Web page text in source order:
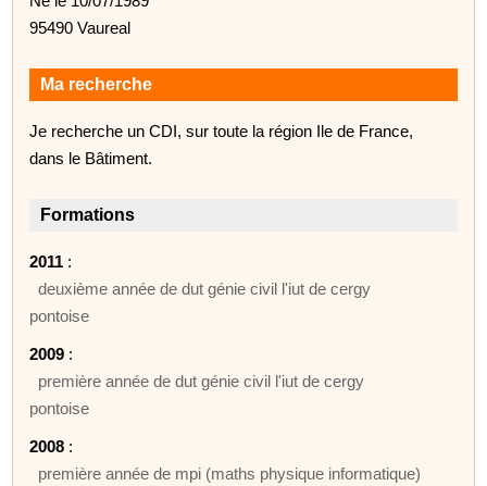
95490 Vaureal
Ma recherche
Je recherche un CDI, sur toute la région Ile de France,
dans le Bâtiment.
Formations
2011 :
deuxième année de dut génie civil l'iut de cergy
pontoise
2009 :
première année de dut génie civil l'iut de cergy
pontoise
2008 :
première année de mpi (maths physique informatique)